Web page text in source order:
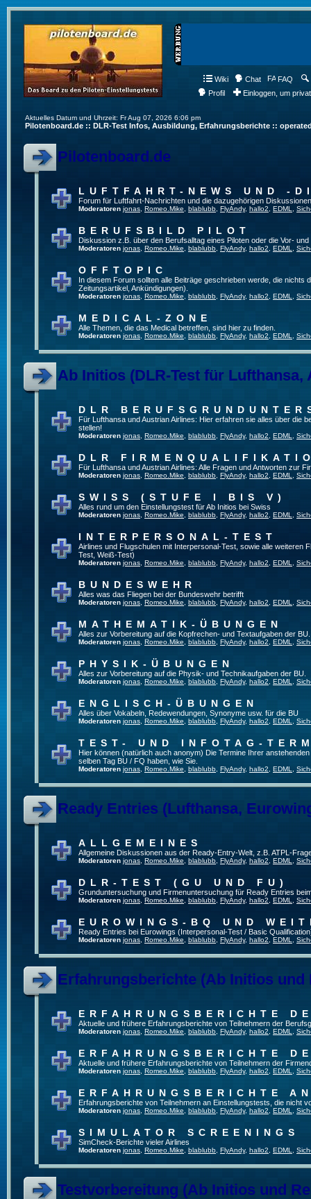
Wiki Chat FAQ
Profil
Einloggen, um
Aktuelles Datum und Uhrzeit: Fr Aug 07, 2026 6:06 pm
Pilotenboard.de :: DLR-Test Infos, Ausbildung, Erfahrungsberichte ::
Pilotenboard.de
LUFTFAHRT-NEWS UND -
Forum für Luftfahrt-Nachrichten und die dazugehörigen
Moderatoren jonas Romeo.Mike blablubb FlyAndy, hallo2 EDML
BERUFSBILD PILOT
Diskussion z.B. über den Berufsalltag eines Piloten oder die Vor-
Moderatoren jonas Romeo.Mike blablubb FlyAndy, hallo2 EDML
OFFTOPIC
In diesem Forum sollten alle Beiträge geschrieben werde, die
Zeitungsartikel, Ankündigungen).
Moderatoren jonas Romeo.Mike blablubb FlyAndy, hallo2 EDML
MEDICAL-ZONE
Alle Themen, die das Medical betreffen, sind hier zu finden.
Moderatoren jonas Romeo.Mike blablubb FlyAndy, hallo2 EDML
Ab Initios (DLR-Test für Lufthansa,
DLR
Für Lufthansa und Austrian Airlines: Hier erfahren sie alles über die
stellen!
Moderatoren jonas Romeo.Mike blablubb FlyAndy, hallo2 EDML
DLR
Für Lufthansa und Austrian Airlines: Alle Fragen und Antworten zur
Moderatoren jonas Romeo.Mike blablubb FlyAndy, hallo2 EDML
SWISS (STUFE I BIS V)
Alles rund um den Einstellungstest für Ab Initios bei Swiss
Moderatoren jonas Romeo.Mike blablubb FlyAndy, hallo2 EDML
INTERPERSONAL-TEST
Airlines und Flugschulen mit Interpersonal-Test, sowie alle weiteren
Test, Weiß-Test)
Moderatoren jonas Romeo.Mike blablubb FlyAndy, hallo2 EDML
BUNDESWEHR
Alles was das Fliegen bei der Bundeswehr betrifft
Moderatoren jonas Romeo.Mike blablubb FlyAndy, hallo2 EDML
MATHEMATIK-ÜBUNGEN
Alles zur Vorbereitung auf die Kopfrechen- und Textaufgaben der BU.
Moderatoren jonas Romeo.Mike blablubb FlyAndy, hallo2 EDML
PHYSIK-ÜBUNGEN
Alles zur Vorbereitung auf die Physik- und Technikaufgaben der BU.
Moderatoren jonas Romeo.Mike blablubb FlyAndy, hallo2 EDML
ENGLISCH-ÜBUNGEN
Alles über Vokabeln, Redewendungen, Synonyme usw. für die BU
Moderatoren jonas Romeo.Mike blablubb FlyAndy, hallo2 EDML
TEST- UND INFOTAG-
Hier können (natürlich auch anonym) Die Termine Ihrer
selben Tag BU / FQ haben, wie Sie.
Moderatoren jonas Romeo.Mike blablubb FlyAndy, hallo2 EDML
Ready Entries (Lufthansa,
ALLGEMEINES
Allgemeine Diskussionen aus der Ready-Entry-Welt, z.B. ATPL-
Moderatoren jonas Romeo.Mike blablubb FlyAndy, hallo2 EDML
DLR-TEST (GU UND FU)
Grunduntersuchung und Firmenuntersuchung für Ready Entries
Moderatoren jonas Romeo.Mike blablubb FlyAndy, hallo2 EDML
EUROWINGS-BQ UND
Ready Entries bei Eurowings (Interpersonal-Test / Basic
Moderatoren jonas Romeo.Mike blablubb FlyAndy, hallo2 EDML
Erfahrungsberichte (Ab Initios und
ERFAHRUNGSBERICHTE
Aktuelle und frühere Erfahrungsberichte von Teilnehmern der
Moderatoren jonas Romeo.Mike blablubb FlyAndy, hallo2 EDML
ERFAHRUNGSBERICHTE
Aktuelle und frühere Erfahrungsberichte von Teilnehmern der
Moderatoren jonas Romeo.Mike blablubb FlyAndy, hallo2 EDML
ERFAHRUNGSBERICHTE
Erfahrungsberichte von Teilnehmern an Einstellungstests, die nicht
Moderatoren jonas Romeo.Mike blablubb FlyAndy, hallo2 EDML
SIMULATOR SCREENINGS
SimCheck-Berichte vieler Airlines
Moderatoren jonas Romeo.Mike blablubb FlyAndy, hallo2 EDML
Testvorbereitung (Ab Initios und